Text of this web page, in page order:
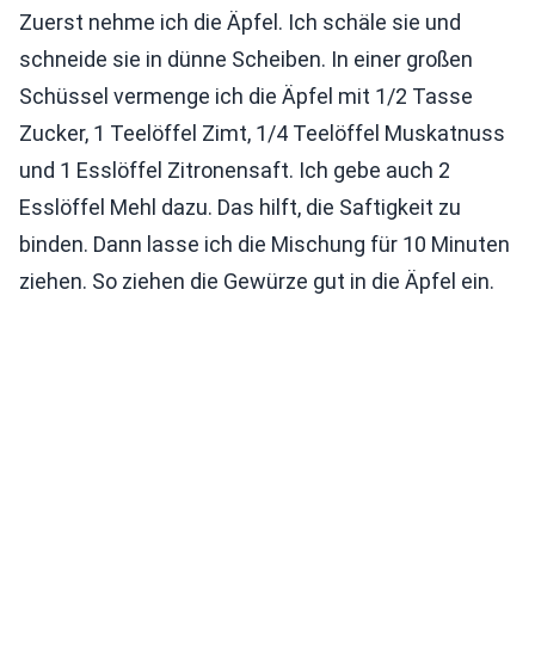
Zuerst nehme ich die Äpfel. Ich schäle sie und
schneide sie in dünne Scheiben. In einer großen
Schüssel vermenge ich die Äpfel mit 1/2 Tasse
Zucker, 1 Teelöffel Zimt, 1/4 Teelöffel Muskatnuss
und 1 Esslöffel Zitronensaft. Ich gebe auch 2
Esslöffel Mehl dazu. Das hilft, die Saftigkeit zu
binden. Dann lasse ich die Mischung für 10 Minuten
ziehen. So ziehen die Gewürze gut in die Äpfel ein.